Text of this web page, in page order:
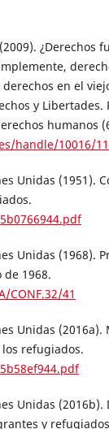
¿Derechos
en el
y Libertades.
humanos
handle/10016/
Unidas (1951).
Unidas (1968).
de 1968.
41
Unidas (2016a).
refugiados.
Unidas (2016b).
y